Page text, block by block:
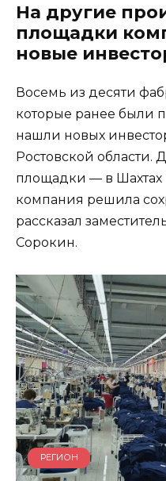
На другие
площадки
новые
Восемь из десяти
которые ранее были
нашли новых
Ростовской области.
площадки — в
компания решила
рассказал
Сорокин.
РЕГИОН